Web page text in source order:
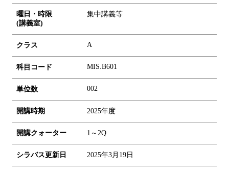
曜日・時限
(講義室)
集中講義等
クラス A
科目コード MIS.B601
単位数 002
開講時期 2025年度
開講クォーター 1～2Q
シラバス更新日 2025年3月19日